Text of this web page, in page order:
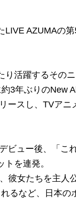
LIVE AZUMAの
り活躍するその
3年ぶりのNew
ースし、TVアニ
ビュー後、「こ
を連発。
彼女たちを主人
るなど、日本の